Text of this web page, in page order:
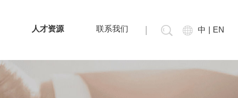
中 EN
人才资源 联系我们